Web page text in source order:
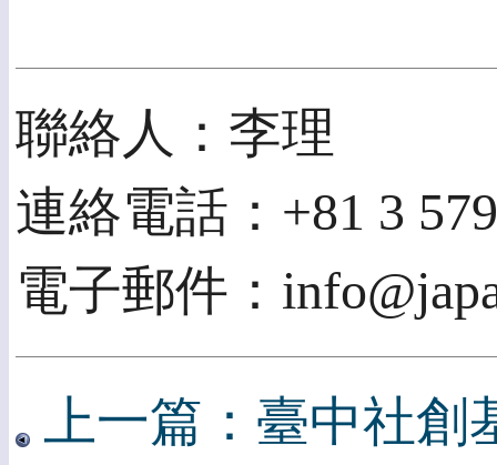
聯絡人：李理
連絡電話：+81 3
電子郵件：
上一篇：臺中社